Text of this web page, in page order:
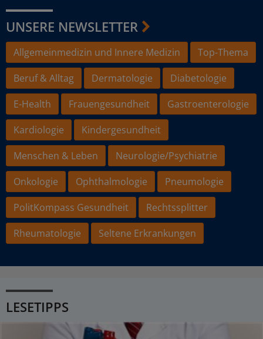
UNSERE NEWSLETTER
Allgemeinmedizin und Innere Medizin
Top-Thema
Beruf & Alltag
Dermatologie
Diabetologie
E-Health
Frauengesundheit
Gastroenterologie
Kardiologie
Kindergesundheit
Menschen & Leben
Neurologie/Psychiatrie
Onkologie
Ophthalmologie
Pneumologie
PolitKompass Gesundheit
Rechtssplitter
Rheumatologie
Seltene Erkrankungen
LESETIPPS